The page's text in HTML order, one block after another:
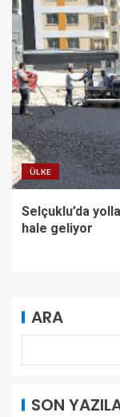
ÜLKE
Selçuklu’da
hale geliyor
ARA
SON